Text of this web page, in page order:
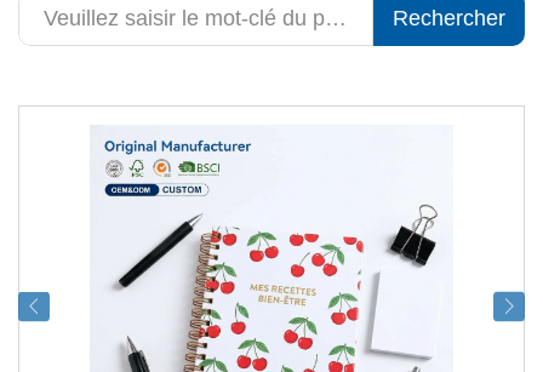
Ressources
Rechercher